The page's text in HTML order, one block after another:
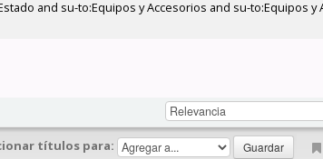
and su-to:Equipos y Accesorios and su-to:Equipos
títulos para: